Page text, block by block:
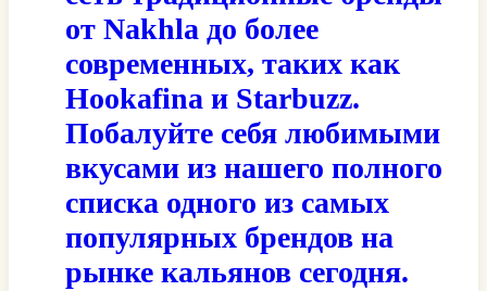
от Nakhla до более
современных, таких как
Hookafina и Starbuzz.
Побалуйте себя любимыми
вкусами из нашего полного
списка одного из самых
популярных брендов на
рынке кальянов сегодня.